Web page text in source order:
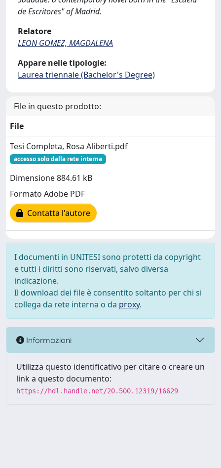
de Escritores" of Madrid.
Relatore
LEON GOMEZ, MAGDALENA
Appare nelle tipologie:
Laurea triennale (Bachelor's Degree)
File in questo prodotto:
File
Tesi Completa, Rosa Aliberti.pdf
accesso solo dalla rete interna
Dimensione 884.61 kB
Formato Adobe PDF
Contatta l'autore
I documenti in UNITESI sono protetti da copyright
e tutti i diritti sono riservati, salvo diversa
indicazione.
Il download dei file è consentito soltanto per chi si
collega da rete interna o da proxy.
Informazioni
Utilizza questo identificativo per citare o creare un
link a questo documento:
https://hdl.handle.net/20.500.12319/16629